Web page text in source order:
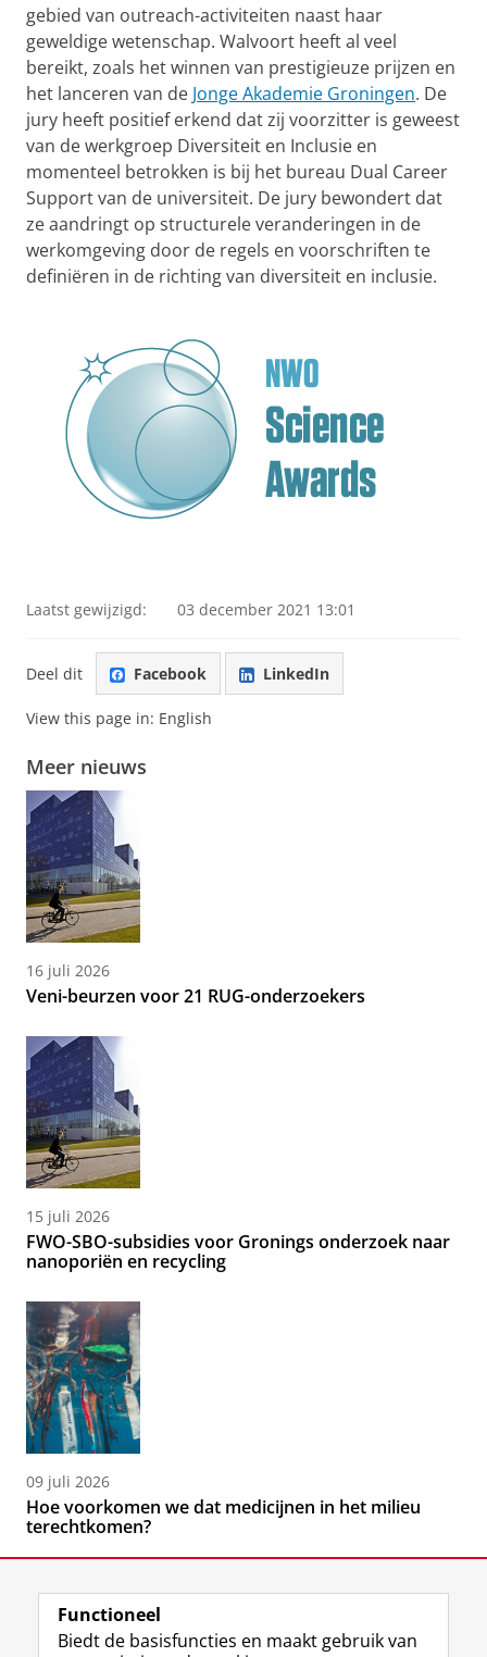
gebied van outreach-activiteiten naast haar
geweldige wetenschap. Walvoort heeft al veel
bereikt, zoals het winnen van prestigieuze prijzen en
het lanceren van de Jonge Akademie Groningen. De
jury heeft positief erkend dat zij voorzitter is geweest
van de werkgroep Diversiteit en Inclusie en
momenteel betrokken is bij het bureau Dual Career
Support van de universiteit. De jury bewondert dat
ze aandringt op structurele veranderingen in de
werkomgeving door de regels en voorschriften te
definiëren in de richting van diversiteit en inclusie.
Laatst gewijzigd: 03 december 2021 13:01
Deel dit Facebook LinkedIn
View this page in: English
Meer nieuws
16 juli 2026
Veni-beurzen voor 21 RUG-onderzoekers
15 juli 2026
FWO-SBO-subsidies voor Gronings onderzoek naar
nanoporiën en recycling
09 juli 2026
Hoe voorkomen we dat medicijnen in het milieu
terechtkomen?
Functioneel
Biedt de basisfuncties en maakt gebruik van